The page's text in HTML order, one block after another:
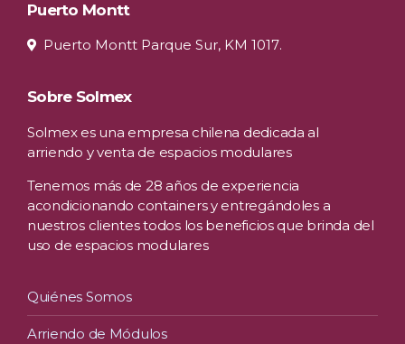
Puerto Montt
Puerto Montt Parque Sur, KM 1017.
Sobre Solmex
Solmex es una empresa chilena dedicada al
arriendo y venta de espacios modulares
Tenemos más de 28 años de experiencia
acondicionando containers y entregándoles a
nuestros clientes todos los beneficios que brinda del
uso de espacios modulares
Quiénes Somos
Arriendo de Módulos